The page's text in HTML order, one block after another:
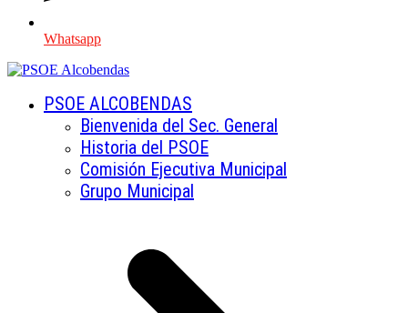
Whatsapp
PSOE ALCOBENDAS
Bienvenida del Sec. General
Historia del PSOE
Comisión Ejecutiva Municipal
Grupo Municipal